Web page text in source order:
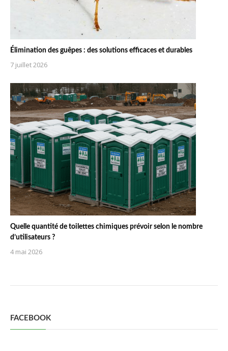
Élimination des guêpes : des solutions efficaces et durables
7 juillet 2026
Quelle quantité de toilettes chimiques prévoir selon le nombre
d’utilisateurs ?
4 mai 2026
FACEBOOK